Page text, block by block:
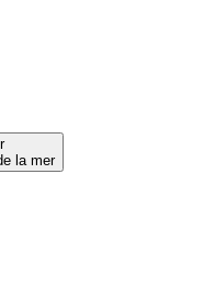
la mer